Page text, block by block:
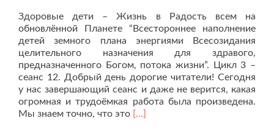
Здоровые дети – Жизнь в Радость всем на
обновлённой Планете “Всестороннее наполнение
детей земного плана энергиями Всесозидания
целительного назначения для здравого,
предназначенного Богом, потока жизни”. Цикл 3 –
сеанс 12. Добрый день дорогие читатели! Сегодня
у нас завершающий сеанс и даже не верится, какая
огромная и трудоёмкая работа была произведена.
Мы знаем точно, что это Читать
[…]